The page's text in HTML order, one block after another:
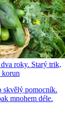
roky. Starý trik,
korun
skvělý pomocník.
mnohem déle.